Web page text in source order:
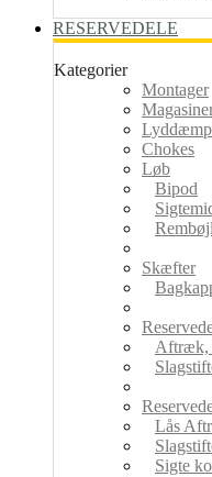
RESERVEDELE
Kategorier
Montager
Chokes
Løb
Bipod
Skæfter
Aftræk,
Lås
Sigte